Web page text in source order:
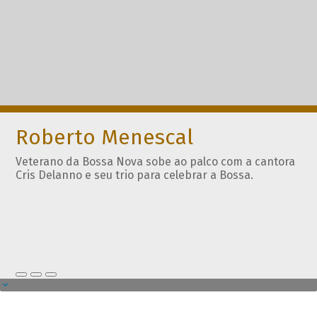
Roberto Menescal
Veterano da Bossa Nova sobe ao palco com a cantora
Cris Delanno e seu trio para celebrar a Bossa.